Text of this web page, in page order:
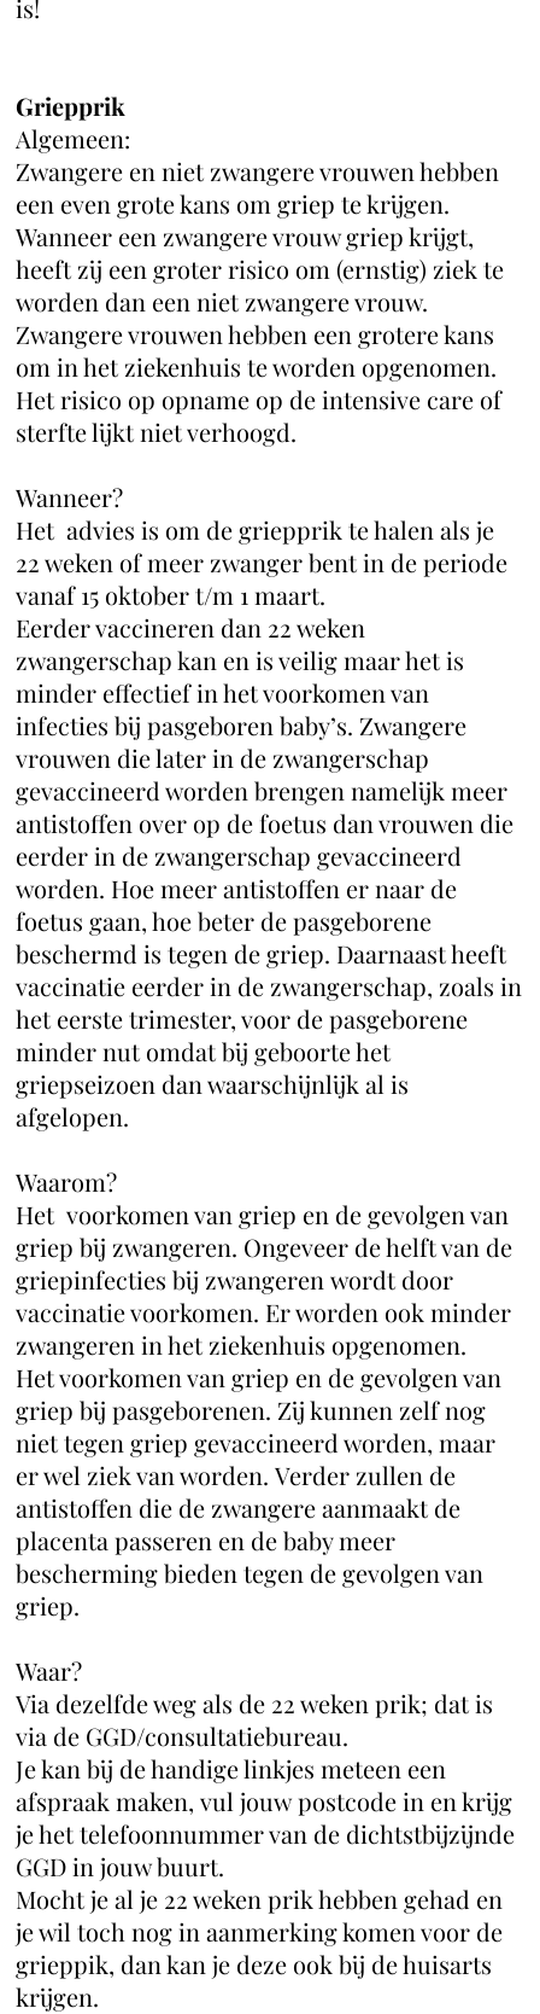
is!
Griepprik
Algemeen:
Zwangere en niet zwangere vrouwen hebben
een even grote kans om griep te krijgen.
Wanneer een zwangere vrouw griep krijgt,
heeft zij een groter risico om (ernstig) ziek te
worden dan een niet zwangere vrouw.
Zwangere vrouwen hebben een grotere kans
om in het ziekenhuis te worden opgenomen.
Het risico op opname op de intensive care of
sterfte lijkt niet verhoogd.
Wanneer?
Het advies is om de griepprik te halen als je
22 weken of meer zwanger bent in de periode
vanaf 15 oktober t/m 1 maart.
Eerder vaccineren dan 22 weken
zwangerschap kan en is veilig maar het is
minder effectief in het voorkomen van
infecties bij pasgeboren baby’s. Zwangere
vrouwen die later in de zwangerschap
gevaccineerd worden brengen namelijk meer
antistoffen over op de foetus dan vrouwen die
eerder in de zwangerschap gevaccineerd
worden. Hoe meer antistoffen er naar de
foetus gaan, hoe beter de pasgeborene
beschermd is tegen de griep. Daarnaast heeft
vaccinatie eerder in de zwangerschap, zoals in
het eerste trimester, voor de pasgeborene
minder nut omdat bij geboorte het
griepseizoen dan waarschijnlijk al is
afgelopen.
Waarom?
Het voorkomen van griep en de gevolgen van
griep bij zwangeren. Ongeveer de helft van de
griepinfecties bij zwangeren wordt door
vaccinatie voorkomen. Er worden ook minder
zwangeren in het ziekenhuis opgenomen.
Het voorkomen van griep en de gevolgen van
griep bij pasgeborenen. Zij kunnen zelf nog
niet tegen griep gevaccineerd worden, maar
er wel ziek van worden. Verder zullen de
antistoffen die de zwangere aanmaakt de
placenta passeren en de baby meer
bescherming bieden tegen de gevolgen van
griep.
Waar?
Via dezelfde weg als de 22 weken prik; dat is
via de GGD/consultatiebureau.
Je kan bij de handige linkjes meteen een
afspraak maken, vul jouw postcode in en krijg
je het telefoonnummer van de dichtstbijzijnde
GGD in jouw buurt.
Mocht je al je 22 weken prik hebben gehad en
je wil toch nog in aanmerking komen voor de
grieppik, dan kan je deze ook bij de huisarts
krijgen.